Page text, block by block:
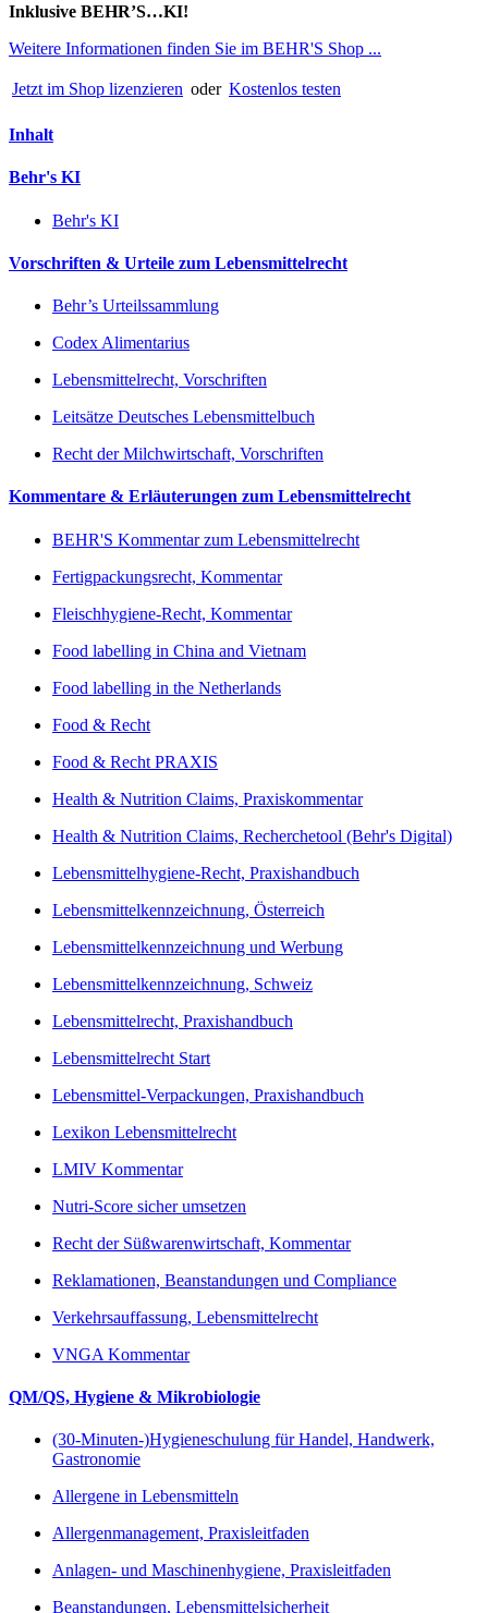
Inklusive BEHR’S…KI!
Weitere Informationen finden Sie im BEHR'S Shop ...
Jetzt im Shop lizenzieren oder Kostenlos testen
Inhalt
Behr's KI
Behr's KI
Vorschriften & Urteile zum Lebensmittelrecht
Behr’s Urteilssammlung
Codex Alimentarius
Lebensmittelrecht, Vorschriften
Leitsätze Deutsches Lebensmittelbuch
Recht der Milchwirtschaft, Vorschriften
Kommentare & Erläuterungen zum Lebensmittelrecht
BEHR'S Kommentar zum Lebensmittelrecht
Fertigpackungsrecht, Kommentar
Fleischhygiene-Recht, Kommentar
Food labelling in China and Vietnam
Food labelling in the Netherlands
Food & Recht
Food & Recht PRAXIS
Health & Nutrition Claims, Praxiskommentar
Health & Nutrition Claims, Recherchetool (Behr's Digital)
Lebensmittelhygiene-Recht, Praxishandbuch
Lebensmittelkennzeichnung, Österreich
Lebensmittelkennzeichnung und Werbung
Lebensmittelkennzeichnung, Schweiz
Lebensmittelrecht, Praxishandbuch
Lebensmittelrecht Start
Lebensmittel-Verpackungen, Praxishandbuch
Lexikon Lebensmittelrecht
LMIV Kommentar
Nutri-Score sicher umsetzen
Recht der Süßwarenwirtschaft, Kommentar
Reklamationen, Beanstandungen und Compliance
Verkehrsauffassung, Lebensmittelrecht
VNGA Kommentar
QM/QS, Hygiene & Mikrobiologie
(30-Minuten-)Hygieneschulung für Handel, Handwerk,
Gastronomie
Allergene in Lebensmitteln
Allergenmanagement, Praxisleitfaden
Anlagen- und Maschinenhygiene, Praxisleitfaden
Beanstandungen, Lebensmittelsicherheit